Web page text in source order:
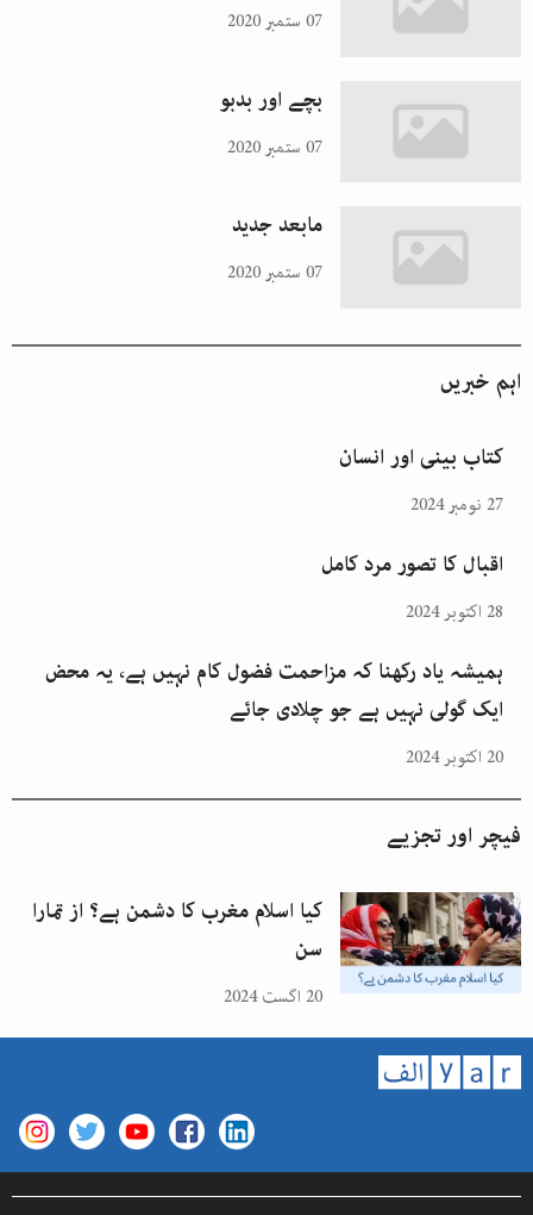
07 ستمبر 2020
بچے اور بدبو
07 ستمبر 2020
مابعد جدید
07 ستمبر 2020
اہم خبریں
کتاب بینی اور انسان
27 نومبر 2024
اقبال کا تصور مرد کامل
28 اکتوبر 2024
ہمیشہ یاد رکھنا کہ مزاحمت فضول کام نہیں ہے، یہ محض
ایک گولی نہیں ہے جو چلادی جائے
20 اکتوبر 2024
فیچر اور تجزیے
کیا اسلام مغرب کا دشمن ہے؟ از تمارا
سن
20 اگست 2024